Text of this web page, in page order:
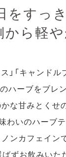
をすっき
から軽
」「キャンドル
ハーブをブレン
かな甘みとくせ
わいのハーブテ
ノンカフェイン
ずお飲みいた